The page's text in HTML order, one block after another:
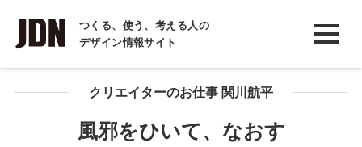
つくる、使う、考える人の
デザイン情報サイト
INTERVIEW
インタビュー
REPORTクリエイターのお仕事 関川航平
風邪をひいて、なおす